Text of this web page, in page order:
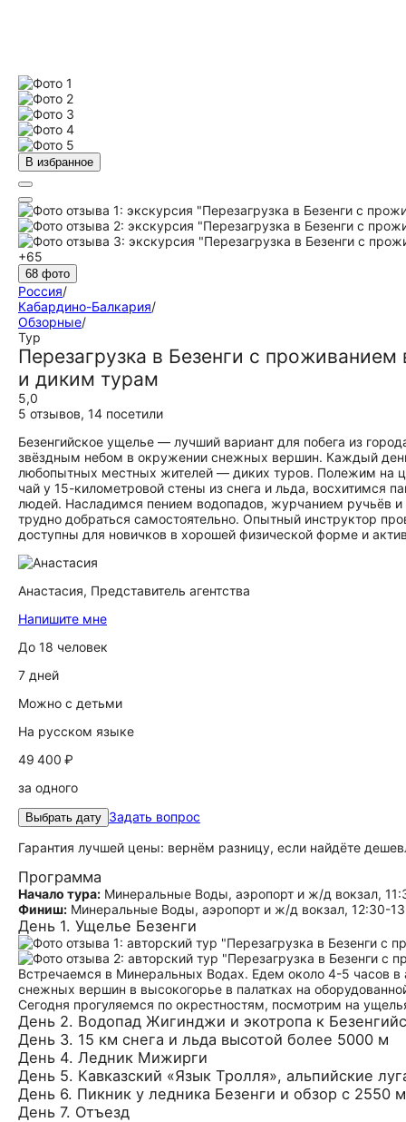
В избранное
+65
68 фото
Россия/
Кабардино-Балкария/
Обзорные/
Тур
Перезагрузка в Безенги с
и диким турам
5,0
5 отзывов, 14 посетили
Безенгийское ущелье — лучший вариант для побега из
звёздным небом в окружении снежных вершин. Каждый
любопытных местных жителей — диких туров. Полежим на
чай у 15-километровой стены из снега и льда, восхитимся
людей. Насладимся пением водопадов, журчанием ручьёв
трудно добраться самостоятельно. Опытный инструктор
доступны для новичков в хорошей физической форме и
Анастасия, Представитель агентства
Напишите мне
До 18 человек
7 дней
Можно с детьми
На русском языке
49 400 ₽
за одного
Выбрать дату Задать вопрос
Гарантия лучшей цены: вернём разницу, если найдёте
Программа
Начало тура: Минеральные Воды, аэропорт и ж/д вокзал,
Финиш: Минеральные Воды, аэропорт и ж/д вокзал, 12:30-
День 1. Ущелье Безенги
Встречаемся в Минеральных Водах. Едем около 4-5 часов
снежных вершин в высокогорье в палатках на
Сегодня прогуляемся по окрестностям, посмотрим на
День 2. Водопад Жигинджи и экотропа к
День 3. 15 км снега и льда высотой более 5000 м
День 4. Ледник Мижирги
День 5. Кавказский «Язык Тролля», альпийские
День 6. Пикник у ледника Безенги и обзор с 2550 м
День 7. Отъезд